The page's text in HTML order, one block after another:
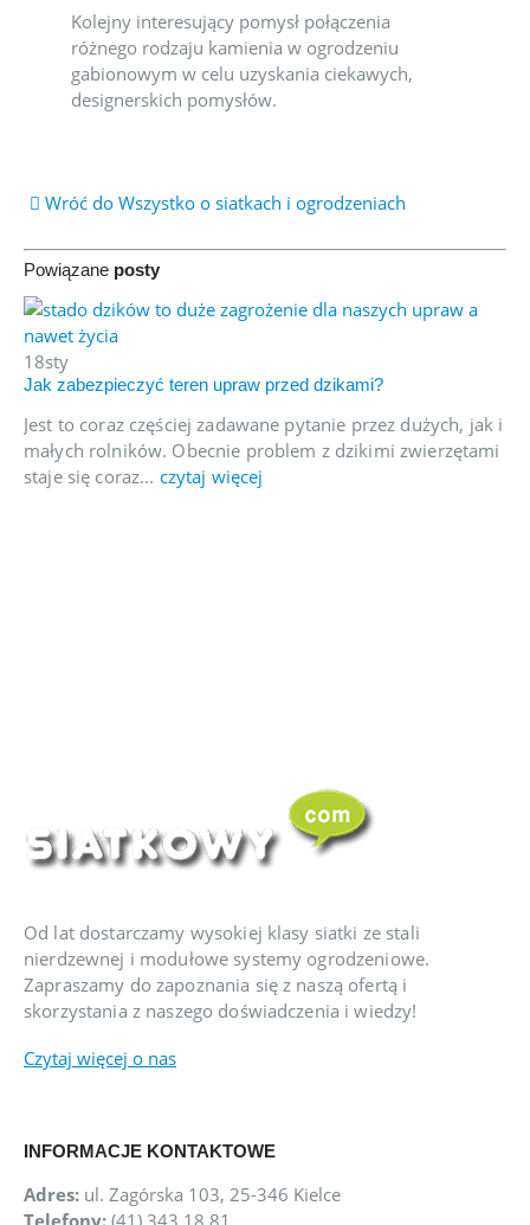
Kolejny interesujący pomysł połączenia
różnego rodzaju kamienia w ogrodzeniu
gabionowym w celu uzyskania ciekawych,
designerskich pomysłów.
Wróć do Wszystko o siatkach i ogrodzeniach
Powiązane posty
18sty
Jak zabezpieczyć teren upraw przed dzikami?
Jest to coraz częściej zadawane pytanie przez dużych, jak i
małych rolników. Obecnie problem z dzikimi zwierzętami
staje się coraz... czytaj więcej
Od lat dostarczamy wysokiej klasy siatki ze stali
nierdzewnej i modułowe systemy ogrodzeniowe.
Zapraszamy do zapoznania się z naszą ofertą i
skorzystania z naszego doświadczenia i wiedzy!
Czytaj więcej o nas
INFORMACJE KONTAKTOWE
Adres: ul. Zagórska 103, 25-346 Kielce
Telefony: (41) 343 18 81